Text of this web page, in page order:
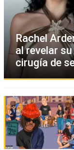
Rachel
al revelar
cirugía de